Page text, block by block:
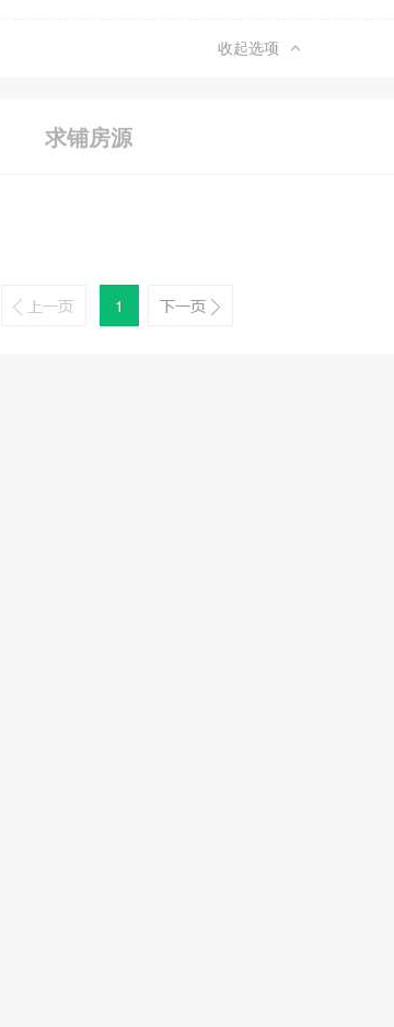
收起选项
求铺房源
1